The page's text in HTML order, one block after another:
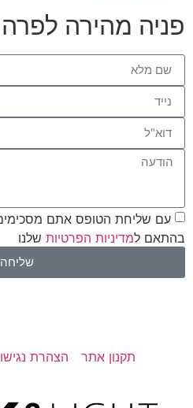
פניה מהירה
עם שליחת הטופס אתם מסכימים
בהתאם למדיניות הפרטיות שלנו
שליחה
תקנון אתר הצהרת